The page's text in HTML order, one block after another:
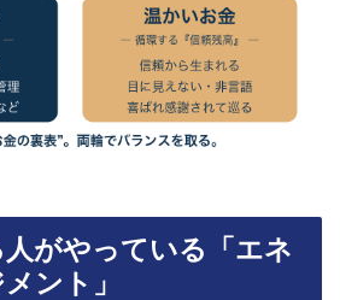
がやっている「エネ
ント」